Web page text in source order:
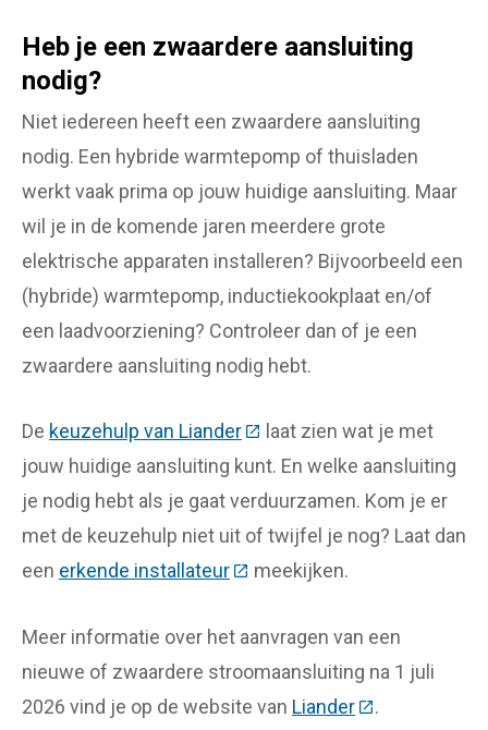
Heb je een zwaardere aansluiting
nodig?
Niet iedereen heeft een zwaardere aansluiting
nodig. Een hybride warmtepomp of thuisladen
werkt vaak prima op jouw huidige aansluiting. Maar
wil je in de komende jaren meerdere grote
elektrische apparaten installeren? Bijvoorbeeld een
(hybride) warmtepomp, inductiekookplaat en/of
een laadvoorziening? Controleer dan of je een
zwaardere aansluiting nodig hebt.
De keuzehulp van Liander(Deze link gaat naar een
laat zien wat je met
jouw huidige aansluiting kunt. En welke aansluiting
je nodig hebt als je gaat verduurzamen. Kom je er
met de keuzehulp niet uit of twijfel je nog? Laat dan
een erkende installateur(Deze link gaat naar een
meekijken.
Meer informatie over het aanvragen van een
nieuwe of zwaardere stroomaansluiting na 1 juli
2026 vind je op de website van Liander(Deze link
.